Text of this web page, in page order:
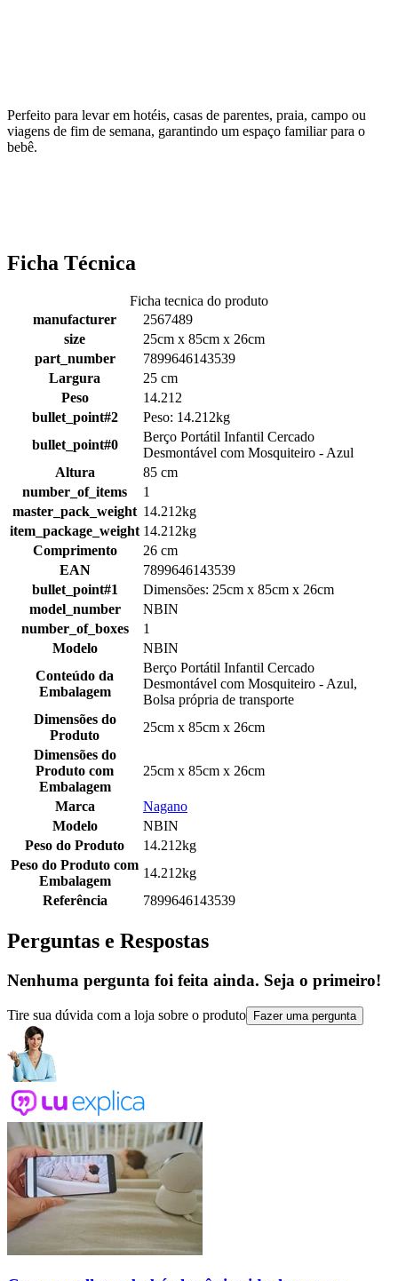
Perfeito para levar em hotéis, casas de parentes, praia, campo ou
viagens de fim de semana, garantindo um espaço familiar para o
bebê.
Ficha Técnica
Ficha tecnica do produto
manufacturer
2567489
size
25cm x 85cm x 26cm
part_number
7899646143539
Largura
25 cm
Peso
14.212
bullet_point#2
Peso: 14.212kg
bullet_point#0
Berço Portátil Infantil Cercado
Desmontável com Mosquiteiro - Azul
Altura
85 cm
number_of_items
1
master_pack_weight 14.212kg
item_package_weight 14.212kg
Comprimento
26 cm
EAN
7899646143539
bullet_point#1
Dimensões: 25cm x 85cm x 26cm
model_number
NBIN
number_of_boxes
1
Modelo
NBIN
Conteúdo da
Embalagem
Berço Portátil Infantil Cercado
Desmontável com Mosquiteiro - Azul,
Bolsa própria de transporte
Dimensões do
Produto
25cm x 85cm x 26cm
Dimensões do
Produto com
Embalagem
25cm x 85cm x 26cm
Marca
Nagano
Modelo
NBIN
Peso do Produto
14.212kg
Peso do Produto com
Embalagem
14.212kg
Referência
7899646143539
Perguntas e Respostas
Nenhuma pergunta foi feita ainda. Seja o primeiro!
Tire sua dúvida com a loja sobre o produto Fazer uma pergunta